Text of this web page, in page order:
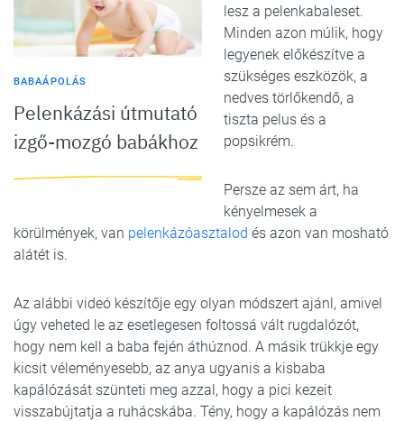
BABAÁPOLÁS
Pelenkázási útmutató
izgő-mozgó babákhoz
lesz a pelenkabaleset.
Minden azon múlik, hogy
legyenek előkészítve a
szükséges eszközök, a
nedves törlőkendő, a
tiszta pelus és a
popsikrém.
Persze az sem árt, ha
kényelmesek a
körülmények, van pelenkázóasztalod és azon van mosható
alátét is.
Az alábbi videó készítője egy olyan módszert ajánl, amivel
úgy veheted le az esetlegesen foltossá vált rugdalózót,
hogy nem kell a baba fején áthúznod. A másik trükkje egy
kicsit véleményesebb, az anya ugyanis a kisbaba
kapálózását szünteti meg azzal, hogy a pici kezeit
visszabújtatja a ruhácskába. Tény, hogy a kapálózás nem